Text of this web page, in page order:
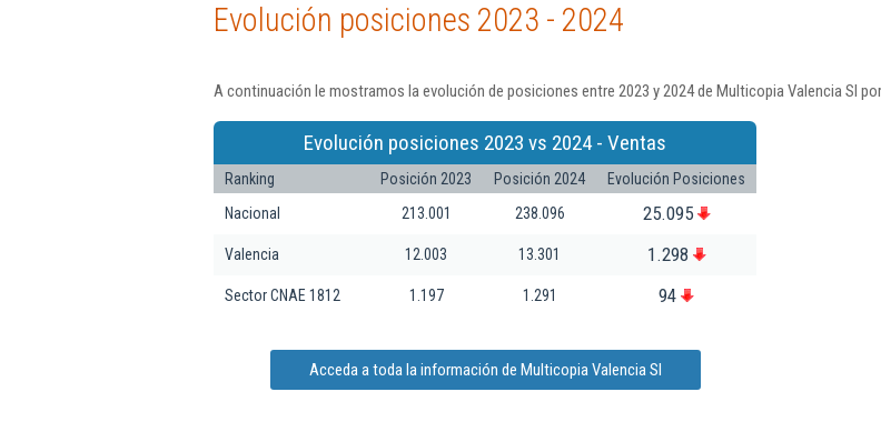
Evolución posiciones 2023 - 2024
A continuación le mostramos la evolución de posiciones entre 2023 y 2024 de Multicopia Valencia Sl
Evolución posiciones 2023 vs 2024 - Ventas
Ranking Posición 2023 Posición 2024
Evolución Posiciones
Nacional
213.001 238.096 25.095
Valencia 12.003 13.301 1.298
Sector CNAE 1812 1.197 1.291 94
Acceda a toda la información de Multicopia Valencia Sl